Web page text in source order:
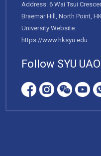
Address: 6 Wai Tsui
Braemar Hill, North Point,
University Website:
https://www.hksyu.edu
Follow SYU